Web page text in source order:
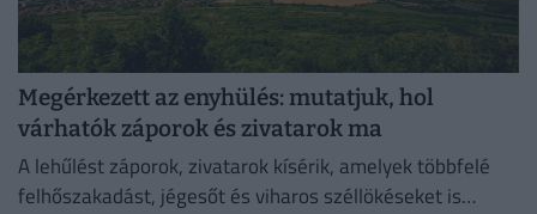
Megérkezett az enyhülés: mutatjuk, hol
várhatók záporok és zivatarok ma
A lehűlést záporok, zivatarok kísérik, amelyek többfelé
felhőszakadást, jégesőt és viharos széllökéseket is